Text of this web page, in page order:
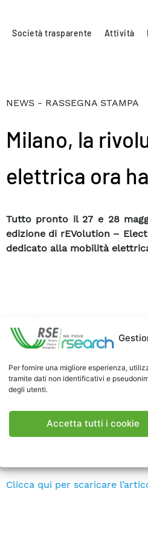
Per fornire una migliore esperienza,
tramite dati non identificativi e
degli utenti.
Accetta tutti i cookie
Società trasparente Attività
NEWS - RASSEGNA STAMPA
Milano, la
elettrica ora
Tutto pronto il 27 e 28
edizione di rEVolution –
dedicato alla mobilità
Clicca qui per scaricare